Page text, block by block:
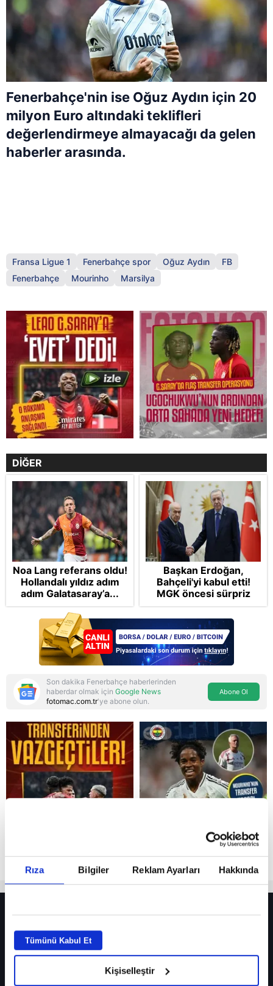
Rıza Bilgiler Reklam Ayarları Hakkında
Tümünü Kabul Et
Kişiselleştir
Reddet
Fenerbahçe'nin ise Oğuz Aydın için 20
milyon Euro altındaki teklifleri
değerlendirmeye almayacağı da gelen
haberler arasında.
Fransa Ligue 1 Fenerbahçe spor Oğuz Aydın
FB
Fenerbahçe
Mourinho Marsilya
DİĞER
Noa Lang referans oldu!
Hollandalı yıldız adım
adım Galatasaray’a...
Başkan Erdoğan,
Bahçeli'yi kabul etti!
MGK öncesi sürpriz
zirve: Çerçeve Yasa
teklifi gündemde
Son dakika Fenerbahçe haberlerinden
haberdar olmak için Google News
fotomac.com.tr'ye abone olun.
Abone Ol
Fenerbahçe’de sürpriz ayrılık ihtimali! Devre arasında gelmişti
Fenerbahçe’nin yeni transferi Mason Greenwood için olay sözler!
Galatasaray’da rota yeniden Thiago Almada!